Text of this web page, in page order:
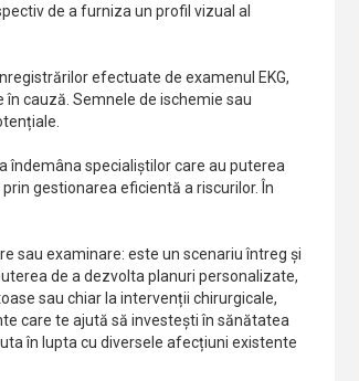
de a furniza un profil vizual al
efectuate de examenul EKG,
cauză. Semnele de ischemie sau
îndemâna specialiștilor care au puterea
gestionarea eficientă a riscurilor. În
sau examinare: este un scenariu întreg și
de a dezvolta planuri personalizate,
sau chiar la intervenții chirurgicale,
care te ajută să investești în sănătatea
în lupta cu diversele afecțiuni existente